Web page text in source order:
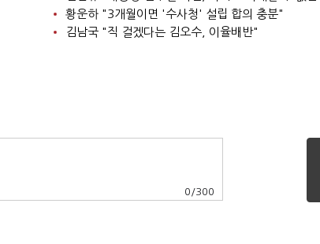
황운하 "3개월이면 '수사청' 설립 합의 충분"
김남국 "직 걸겠다는 김오수, 이율배반"
0 /300